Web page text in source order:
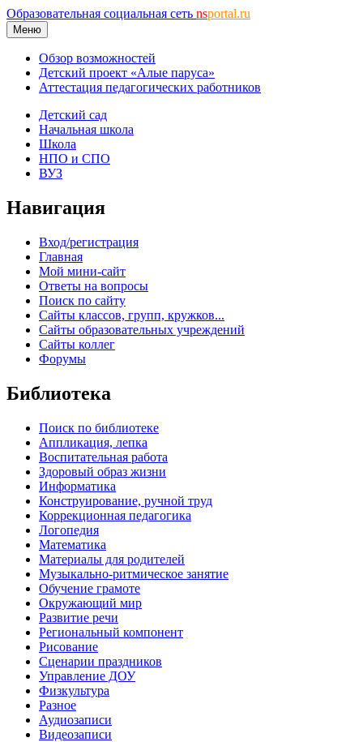
Образовательная социальная сеть nsportal.ru
Меню
Обзор возможностей
Детский проект «Алые паруса»
Аттестация педагогических работников
Детский сад
Начальная школа
Школа
НПО и СПО
ВУЗ
Навигация
Вход/регистрация
Главная
Мой мини-сайт
Ответы на вопросы
Поиск по сайту
Сайты классов, групп, кружков...
Сайты образовательных учреждений
Сайты коллег
Форумы
Библиотека
Поиск по библиотеке
Аппликация, лепка
Воспитательная работа
Здоровый образ жизни
Информатика
Конструирование, ручной труд
Коррекционная педагогика
Логопедия
Математика
Материалы для родителей
Музыкально-ритмическое занятие
Обучение грамоте
Окружающий мир
Развитие речи
Региональный компонент
Рисование
Сценарии праздников
Управление ДОУ
Физкультура
Разное
Аудиозаписи
Видеозаписи